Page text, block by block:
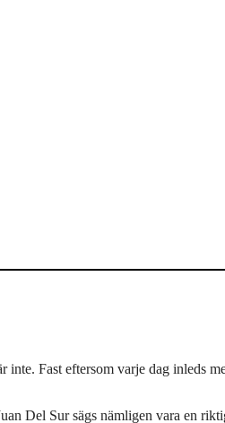
Fast eftersom varje dag inleds
Del Sur sägs nämligen vara en